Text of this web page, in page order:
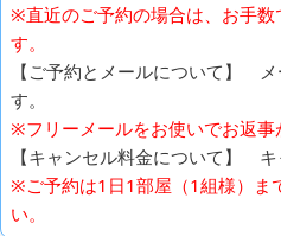
※直近のご予約の場合は、お手
す。
【ご予約とメールについて】
す。
※フリーメールをお使いでお返事
【キャンセル料金について】
※ご予約は1日1部屋（1組様）ま
い。